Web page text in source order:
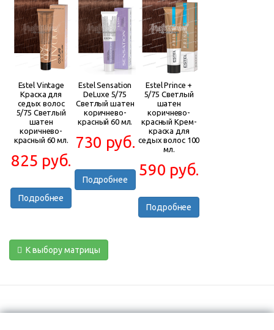
Estel Vintage
Краска для
седых волос
5/75 Светлый
шатен
коричнево-
красный 60 мл.
825 руб.
Подробнее
Estel Sensation
DeLuxe 5/75
Светлый шатен
коричнево-
красный 60 мл.
730 руб.
Подробнее
Estel Prince +
5/75 Светлый
шатен
коричнево-
красный Крем-
краска для
седых волос 100
мл.
590 руб.
Подробнее
К выбору матрицы